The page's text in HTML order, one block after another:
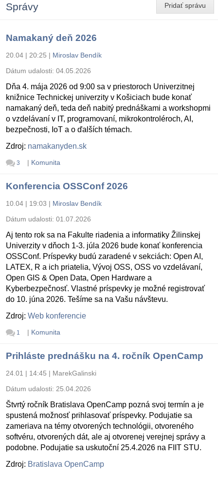
Pridať správu
Správy
Namakaný deň 2026
20.04 | 20:25 | Miroslav Bendík
Dátum udalosti: 04.05.2026
Dňa 4. mája 2026 od 9:00 sa v priestoroch Univerzitnej
knižnice Technickej univerzity v Košiciach bude konať
namakaný deň, teda deň nabitý prednáškami a workshopmi
o vzdelávaní v IT, programovaní, mikrokontroléroch, AI,
bezpečnosti, IoT a o ďalších témach.
Zdroj: namakanyden.sk
3 | Komunita
Konferencia OSSConf 2026
10.04 | 19:03 | Miroslav Bendík
Dátum udalosti: 01.07.2026
Aj tento rok sa na Fakulte riadenia a informatiky Žilinskej
Univerzity v dňoch 1-3. júla 2026 bude konať konferencia
OSSConf. Príspevky budú zaradené v sekciách: Open AI,
LATEX, R a ich priatelia, Vývoj OSS, OSS vo vzdelávaní,
Open GIS & Open Data, Open Hardware a
Kyberbezpečnosť. Vlastné príspevky je možné registrovať
do 10. júna 2026. Tešíme sa na Vašu návštevu.
Zdroj: Web konferencie
1 | Komunita
Prihláste prednášku na 4. ročník OpenCamp
24.01 | 14:45 | MarekGalinski
Dátum udalosti: 25.04.2026
Štvrtý ročník Bratislava OpenCamp pozná svoj termín a je
spustená možnosť prihlasovať príspevky. Podujatie sa
zameriava na témy otvorených technológii, otvoreného
softvéru, otvorených dát, ale aj otvorenej verejnej správy a
podobne. Podujatie sa uskutoční 25.4.2026 na FIIT STU.
Zdroj: Bratislava OpenCamp